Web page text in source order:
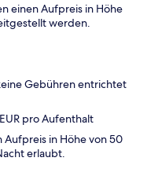
einen Aufpreis in Höhe
werden.
Gebühren entrichtet
pro Aufenthalt
Aufpreis in Höhe von 50
erlaubt.